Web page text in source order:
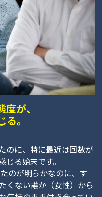
が、
。
のに、特に最近は回数が
る始末です。
のが明らかなのに、す
くない誰か（女性）から